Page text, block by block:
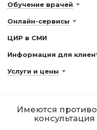
Обучение врачей
Онлайн-сервисы
ЦИР в СМИ
Информация для
Услуги и цены
Имеются